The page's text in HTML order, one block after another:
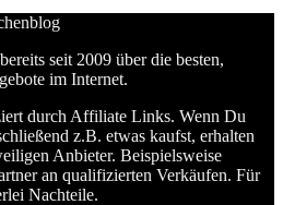
seit 2009 über die besten,
im Internet.
durch Affiliate Links. Wenn Du
z.B. etwas kaufst, erhalten
Anbieter. Beispielsweise
an qualifizierten Verkäufen. Für
Nachteile.